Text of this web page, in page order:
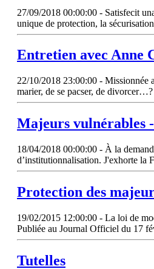
27/09/2018 00:00:00 - Satisfecit
unique de protection, la
Entretien avec Anne
22/10/2018 23:00:00 - Missionnée
marier, de se pacser, de
Majeurs vulnérables
18/04/2018 00:00:00 - À la
d’institutionnalisation. J'exhorte la
Protection des
19/02/2015 12:00:00 - La loi de
Publiée au Journal Officiel du 17
Tutelles